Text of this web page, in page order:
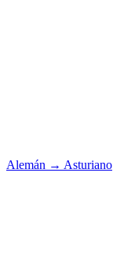
Alemán → Asturiano